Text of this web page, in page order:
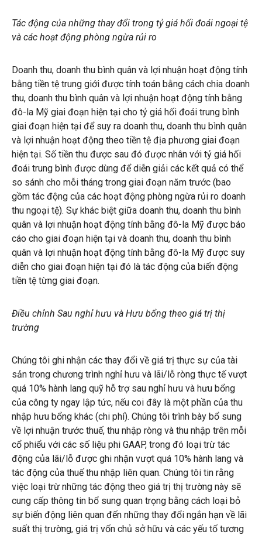
Tác động của những thay đổi trong tỷ giá hối đoái ngoại tệ
và các hoạt động phòng ngừa rủi ro
Doanh thu, doanh thu bình quân và lợi nhuận hoạt động tính
bằng tiền tệ trung giới được tính toán bằng cách chia doanh
thu, doanh thu bình quân và lợi nhuận hoạt động tính bằng
đô-la Mỹ giai đoạn hiện tại cho tỷ giá hối đoái trung bình
giai đoạn hiện tại để suy ra doanh thu, doanh thu bình quân
và lợi nhuận hoạt động theo tiền tệ địa phương giai đoạn
hiện tại. Số tiền thu được sau đó được nhân với tỷ giá hối
đoái trung bình được dùng để diễn giải các kết quả có thể
so sánh cho mỗi tháng trong giai đoạn năm trước (bao
gồm tác động của các hoạt động phòng ngừa rủi ro doanh
thu ngoại tệ). Sự khác biệt giữa doanh thu, doanh thu bình
quân và lợi nhuận hoạt động tính bằng đô-la Mỹ được báo
cáo cho giai đoạn hiện tại và doanh thu, doanh thu bình
quân và lợi nhuận hoạt động tính bằng đô-la Mỹ được suy
diễn cho giai đoạn hiện tại đó là tác động của biến động
tiền tệ từng giai đoạn.
Điều chỉnh Sau nghỉ hưu và Hưu bổng theo giá trị thị
trường
Chúng tôi ghi nhận các thay đổi về giá trị thực sự của tài
sản trong chương trình nghỉ hưu và lãi/lỗ ròng thực tế vượt
quá 10% hành lang quỹ hỗ trợ sau nghỉ hưu và hưu bổng
của công ty ngay lập tức, nếu coi đây là một phần của thu
nhập hưu bổng khác (chi phí). Chúng tôi trình bày bổ sung
về lợi nhuận trước thuế, thu nhập ròng và thu nhập trên mỗi
cổ phiểu với các số liệu phi GAAP, trong đó loại trừ tác
động của lãi/lỗ được ghi nhận vượt quá 10% hành lang và
tác động của thuế thu nhập liên quan. Chúng tôi tin rằng
việc loại trừ những tác động theo giá trị thị trường này sẽ
cung cấp thông tin bổ sung quan trọng bằng cách loại bỏ
sự biến động liên quan đến những thay đổi ngắn hạn về lãi
suất thị trường, giá trị vốn chủ sở hữu và các yếu tố tương